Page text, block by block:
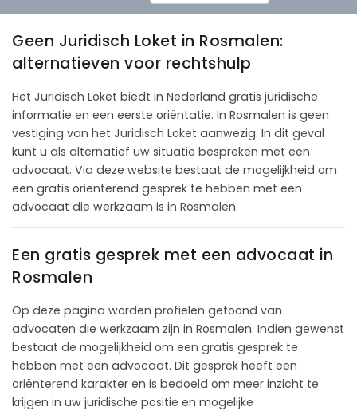
Geen Juridisch Loket in Rosmalen:
alternatieven voor rechtshulp
Het Juridisch Loket biedt in Nederland gratis juridische
informatie en een eerste oriëntatie. In Rosmalen is geen
vestiging van het Juridisch Loket aanwezig. In dit geval
kunt u als alternatief uw situatie bespreken met een
advocaat. Via deze website bestaat de mogelijkheid om
een gratis oriënterend gesprek te hebben met een
advocaat die werkzaam is in Rosmalen.
Een gratis gesprek met een advocaat in
Rosmalen
Op deze pagina worden profielen getoond van
advocaten die werkzaam zijn in Rosmalen. Indien gewenst
bestaat de mogelijkheid om een gratis gesprek te
hebben met een advocaat. Dit gesprek heeft een
oriënterend karakter en is bedoeld om meer inzicht te
krijgen in uw juridische positie en mogelijke